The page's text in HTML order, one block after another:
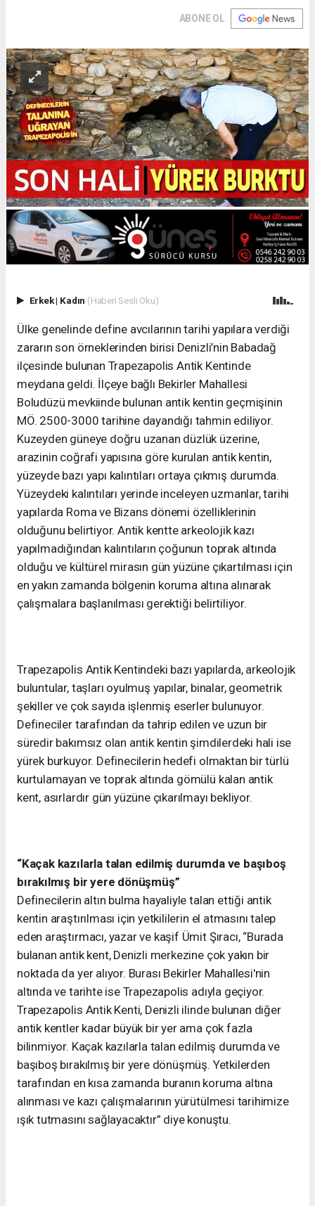
ABONE OL
Erkek| Kadın (Haberi Sesli Oku)
Ülke genelinde define avcılarının tarihi yapılara verdiği
zararın son örneklerinden birisi Denizli’nin Babadağ
ilçesinde bulunan Trapezapolis Antik Kentinde
meydana geldi. İlçeye bağlı Bekirler Mahallesi
Boludüzü mevkiinde bulunan antik kentin geçmişinin
MÖ. 2500-3000 tarihine dayandığı tahmin ediliyor.
Kuzeyden güneye doğru uzanan düzlük üzerine,
arazinin coğrafi yapısına göre kurulan antik kentin,
yüzeyde bazı yapı kalıntıları ortaya çıkmış durumda.
Yüzeydeki kalıntıları yerinde inceleyen uzmanlar, tarihi
yapılarda Roma ve Bizans dönemi özelliklerinin
olduğunu belirtiyor. Antik kentte arkeolojik kazı
yapılmadığından kalıntıların çoğunun toprak altında
olduğu ve kültürel mirasın gün yüzüne çıkartılması için
en yakın zamanda bölgenin koruma altına alınarak
çalışmalara başlanılması gerektiği belirtiliyor.
Trapezapolis Antik Kentindeki bazı yapılarda, arkeolojik
buluntular, taşları oyulmuş yapılar, binalar, geometrik
şekiller ve çok sayıda işlenmiş eserler bulunuyor.
Defineciler tarafından da tahrip edilen ve uzun bir
süredir bakımsız olan antik kentin şimdilerdeki hali ise
yürek burkuyor. Definecilerin hedefi olmaktan bir türlü
kurtulamayan ve toprak altında gömülü kalan antik
kent, asırlardır gün yüzüne çıkarılmayı bekliyor.
“Kaçak kazılarla talan edilmiş durumda ve başıboş
bırakılmış bir yere dönüşmüş”
Definecilerin altın bulma hayaliyle talan ettiği antik
kentin araştırılması için yetkililerin el atmasını talep
eden araştırmacı, yazar ve kaşif Ümit Şıracı, “Burada
bulanan antik kent, Denizli merkezine çok yakın bir
noktada da yer alıyor. Burası Bekirler Mahallesi'nin
altında ve tarihte ise Trapezapolis adıyla geçiyor.
Trapezapolis Antik Kenti, Denizli ilinde bulunan diğer
antik kentler kadar büyük bir yer ama çok fazla
bilinmiyor. Kaçak kazılarla talan edilmiş durumda ve
başıboş bırakılmış bir yere dönüşmüş. Yetkilerden
tarafından en kısa zamanda buranın koruma altına
alınması ve kazı çalışmalarının yürütülmesi tarihimize
ışık tutmasını sağlayacaktır” diye konuştu.